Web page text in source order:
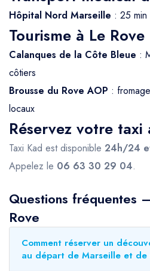
Hôpital Nord Marseille : 25 min
Tourisme à Le Rove
Calanques de la Côte Bleue :
côtiers
Brousse du Rove AOP :
locaux
Réservez votre taxi
Taxi Kad est disponible 24h/24
Appelez le 06 63 30 29 04.
Questions fréquentes
Rove
Comment réserver un
au départ de Marseille et de